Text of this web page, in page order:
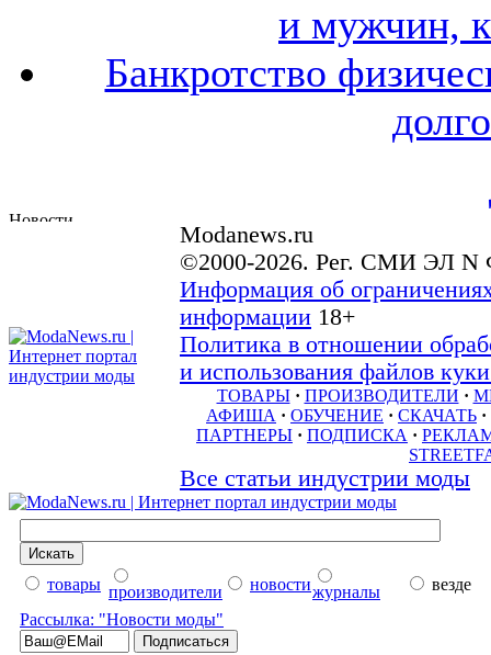
и мужчин,
Банкротство
Modanews.ru
©2000-2026. Рег. СМИ ЭЛ N
Информация об
информации 18+
Политика в отношении
и использования файлов
ТОВАРЫ · ПРОИЗВОДИТЕЛИ ·
АФИША · ОБУЧЕНИЕ · СКАЧАТЬ ·
ПАРТНЕРЫ · ПОДПИСКА ·
Все статьи индустрии моды
товары производители новостижурналы
везде
Рассылка: "Новости моды"